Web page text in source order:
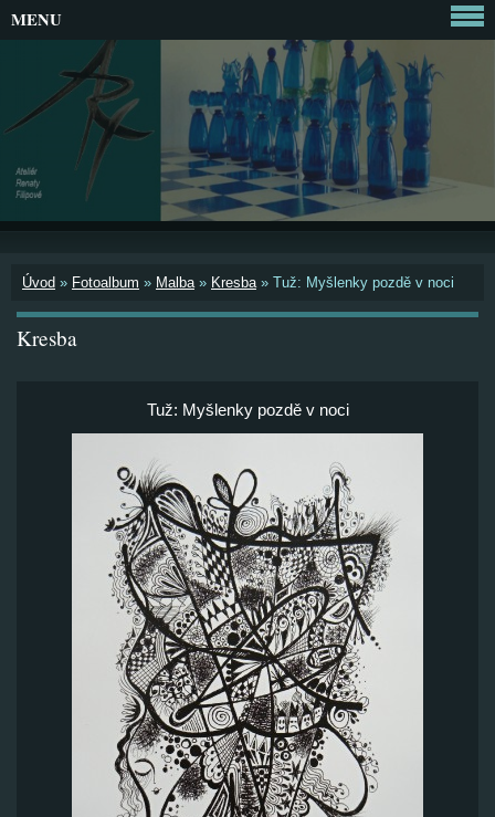
Úvod » Fotoalbum » Malba» Kresba» Tuž: Myšlenky pozdě v noci
Kresba
Tuž: Myšlenky pozdě v noci
MENU